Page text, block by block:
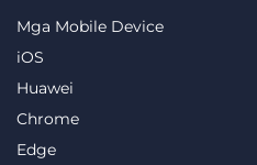
Mga Mobile Device
iOS
Huawei
Chrome
Edge